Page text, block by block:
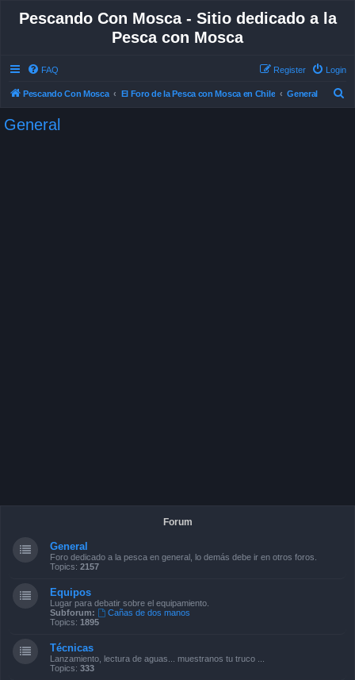
Pescando Con Mosca - Sitio dedicado a la
Pesca con Mosca
FAQ Login
Register
Pescando Con Mosca El Foro de la Pesca con Mosca en Chile General
General
Forum
General
Foro dedicado a la pesca en general, lo demás debe ir en otros foros.
Topics: 2157
Equipos
Lugar para debatir sobre el equipamiento.
Subforum:
Cañas de dos manos
Topics: 1895
Técnicas
Lanzamiento, lectura de aguas... muestranos tu truco ...
Topics: 333